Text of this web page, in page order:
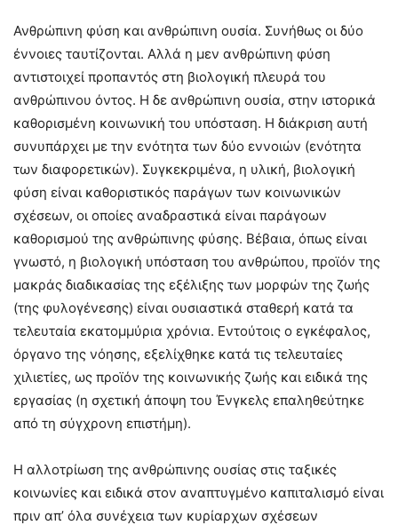
Ανθρώπινη φύση και ανθρώπινη ουσία. Συνήθως οι δύο
έννοιες ταυτίζονται. Αλλά η μεν ανθρώπινη φύση
αντιστοιχεί προπαντός στη βιολογική πλευρά του
ανθρώπινου όντος. Η δε ανθρώπινη ουσία, στην ιστορικά
καθορισμένη κοινωνική του υπόσταση. Η διάκριση αυτή
συνυπάρχει με την ενότητα των δύο εννοιών (ενότητα
των διαφορετικών). Συγκεκριμένα, η υλική, βιολογική
φύση είναι καθοριστικός παράγων των κοινωνικών
σχέσεων, οι οποίες αναδραστικά είναι παράγοων
καθορισμού της ανθρώπινης φύσης. Βέβαια, όπως είναι
γνωστό, η βιολογική υπόσταση του ανθρώπου, προϊόν της
μακράς διαδικασίας της εξέλιξης των μορφών της ζωής
(της φυλογένεσης) είναι ουσιαστικά σταθερή κατά τα
τελευταία εκατομμύρια χρόνια. Εντούτοις ο εγκέφαλος,
όργανο της νόησης, εξελίχθηκε κατά τις τελευταίες
χιλιετίες, ως προϊόν της κοινωνικής ζωής και ειδικά της
εργασίας (η σχετική άποψη του Ένγκελς επαληθεύτηκε
από τη σύγχρονη επιστήμη).
Η αλλοτρίωση της ανθρώπινης ουσίας στις ταξικές
κοινωνίες και ειδικά στον αναπτυγμένο καπιταλισμό είναι
πριν απ’ όλα συνέχεια των κυρίαρχων σχέσεων